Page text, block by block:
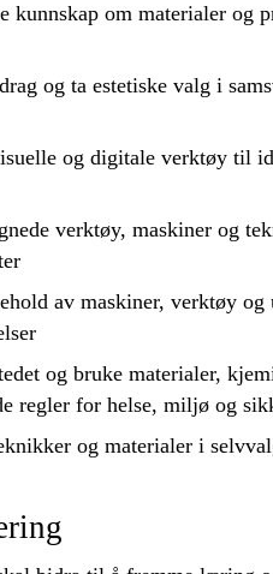
kunnskap om materialer og
og ta estetiske valg i
og digitale verktøy til
verktøy, maskiner og
av maskiner, verktøy og
og brukematerialer,
regler for helse, miljø og
og materialer i